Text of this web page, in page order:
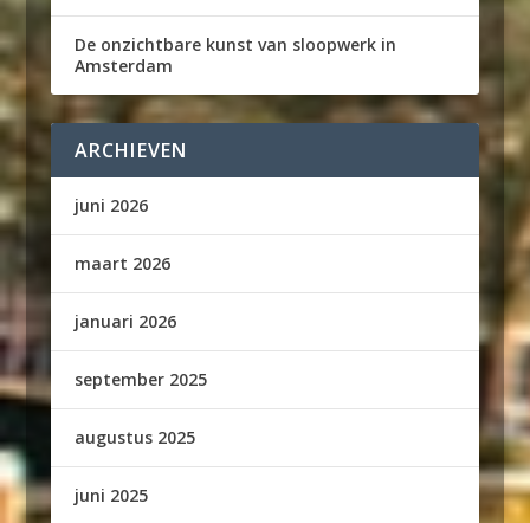
De onzichtbare kunst van sloopwerk in
Amsterdam
ARCHIEVEN
juni 2026
maart 2026
januari 2026
september 2025
augustus 2025
juni 2025